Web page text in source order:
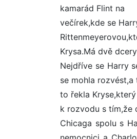
kamarád Flint na
večírek,kde se
Krysa.Má dvě
Nejdříve se Harry
se mohla rozvést,a
to řekla
k rozvodu s tím,že
Chicaga spolu s